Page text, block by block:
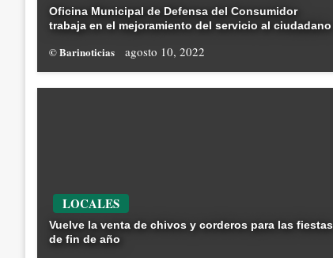
Oficina Municipal de Defensa del Consumidor
trabaja en el mejoramiento del servicio al ciudadano
© Barinoticias agosto 10, 2022
LOCALES
Vuelve la venta de chivos y corderos para las fiestas
de fin de año